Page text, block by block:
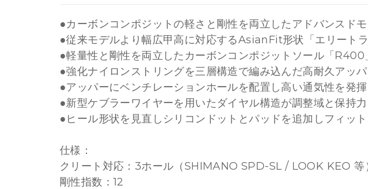
●カーボンコンポジットの軽さと剛性を両立したアドバンスド
●従来モデルより幅広甲高に対応するAsianFit形状「エリート
●軽量性と剛性を両立したカーボンコンポジットソール「R400
●強化ナイロンストリングを三層構造で編み込んだ高耐久アッ
●アッパーにベンチレーションホールを配置し高い通気性を発揮
●新型ケブラーワイヤーを用いたダイヤル構造が調整域と保持
●ヒール形状を見直しシリコンドットとパッドを追加しフィッ
仕様：
クリート対応：3ホール（SHIMANO SPD-SL / LOOK KEO 等
剛性指数：12